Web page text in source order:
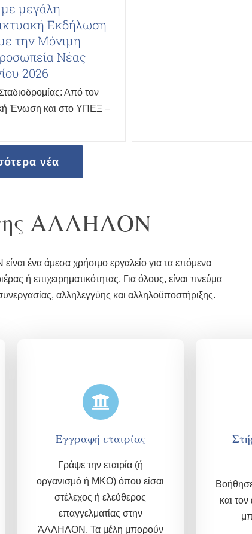
μεγάλη
Εκδήλωση
την Μόνιμη
Νέας
2026
Από τον
Ένωση και στο ΥΠΕΞ –
νέα
ΑΛΛΗΛΟΝ
ένα άμεσα χρήσιμο εργαλείο για τα επόμενα
ή επιχειρηματικότητας. Για όλους, είναι πνεύμα
αλληλεγγύης και αλληλοϋποστήριξης.
Εγγραφή εταιρίας
Γράψε την εταιρία (ή
οργανισμό ή ΜΚΟ) όπου είσαι
στέλεχος ή ελεύθερος
επαγγελματίας στην
ΆΛΛΗΛΟΝ. Τα μέλη μπορούν
και